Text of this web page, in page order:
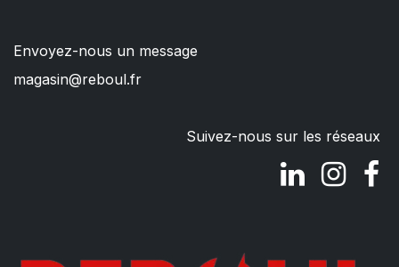
Envoyez-nous un message
magasin@reboul.fr
Suivez-nous sur les réseaux